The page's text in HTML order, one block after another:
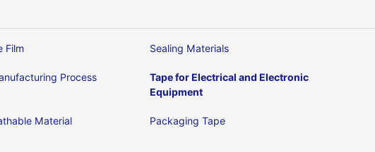
Film Sealing Materials
Process
Tape for Electrical and Electronic
Equipment
Material Packaging Tape